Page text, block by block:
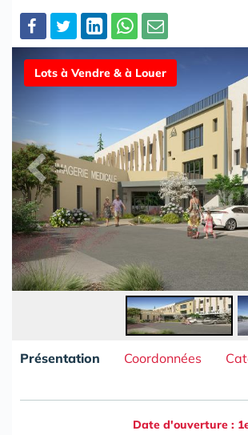
Partager
Lots à Vendre & à Louer
Présentation Coordonnées
Date d'ouverture :